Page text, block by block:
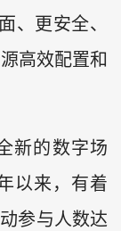
、更安全、
高效配置和
新的数字场
以来，有着
参与人数达